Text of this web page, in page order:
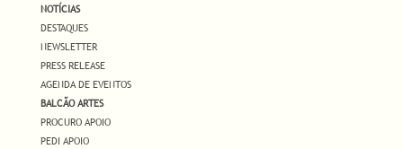
NOTÍCIAS
DESTAQUES
NEWSLETTER
PRESS RELEASE
AGENDA DE EVENTOS
BALCÃO ARTES
PROCURO APOIO
PEDI APOIO